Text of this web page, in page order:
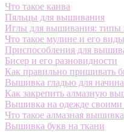
Что такое канва
Пяльцы для вышивания
Иглы для вышивания: типы
Что такое мулине и его виды
Приспособления для
Бисер и его разновидности
Как правильно пришивать
Вышивка гладью для
Как закрепить алмазную
Вышивка на одежде своими
Что такое алмазная вышивка
Вышивка букв на ткани